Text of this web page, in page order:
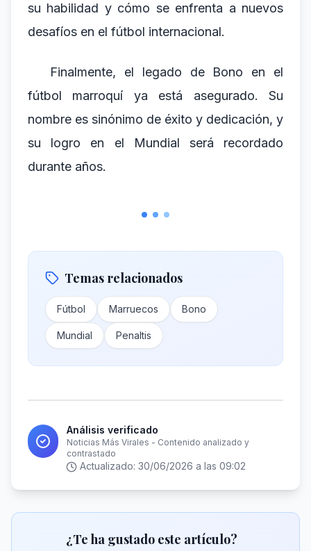
su habilidad y cómo se enfrenta a nuevos
desafíos en el fútbol internacional.
Finalmente, el legado de Bono en el
fútbol marroquí ya está asegurado. Su
nombre es sinónimo de éxito y dedicación, y
su logro en el Mundial será recordado
durante años.
Temas relacionados
Fútbol Marruecos Bono
Mundial Penaltis
Análisis verificado
Noticias Más Virales - Contenido analizado y
contrastado
Actualizado: 30/06/2026 a las 09:02
¿Te ha gustado este artículo?